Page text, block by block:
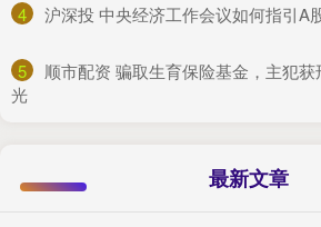
4 沪深投 中央经济工作会议如何指引A
5
顺市配资 骗取生育保险基金，主犯
光
最新文章